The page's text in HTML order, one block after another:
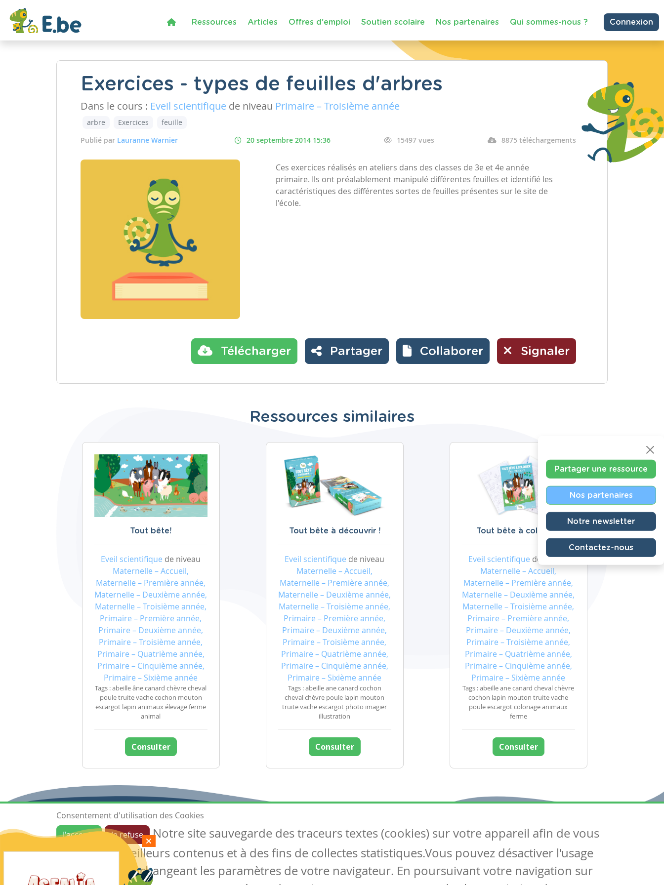
Ressources Articles Offres d'emploi Soutien scolaire Nos partenaires Qui sommes-nous ? Connexion
Exercices - types de feuilles d'arbres
Dans le cours : Eveil scientifique de niveau Primaire – Troisième année
arbre Exercices
feuille
Publié par Lauranne Warnier 20 septembre 2014 15:36 15497 vues 8875 téléchargements
Ces exercices réalisés en ateliers dans des classes de 3e et 4e année
primaire. Ils ont préalablement manipulé différentes feuilles et identifié les
caractéristiques des différentes sortes de feuilles présentes sur le site de
l'école.
Télécharger Partager Collaborer Signaler
Ressources similaires
Tout bête!
Eveil scientifique de niveau
Maternelle – Accueil,
Maternelle – Première année,
Maternelle – Deuxième année,
Maternelle – Troisième année,
Primaire – Première année,
Primaire – Deuxième année,
Primaire – Troisième année,
Primaire – Quatrième année,
Primaire – Cinquième année,
Primaire – Sixième année
Tags : abeille âne canard chèvre cheval
poule truite vache cochon mouton
escargot lapin animaux élevage ferme
animal
Consulter
Tout bête à découvrir !
Eveil scientifique de niveau
Maternelle – Accueil,
Maternelle – Première année,
Maternelle – Deuxième année,
Maternelle – Troisième année,
Primaire – Première année,
Primaire – Deuxième année,
Primaire – Troisième année,
Primaire – Quatrième année,
Primaire – Cinquième année,
Primaire – Sixième année
Tags : abeille ane canard cochon
cheval chèvre poule lapin mouton
truite vache escargot photo imagier
illustration
Consulter
Tout bête à colorier !
Eveil scientifique de niveau
Maternelle – Accueil,
Maternelle – Première année,
Maternelle – Deuxième année,
Maternelle – Troisième année,
Primaire – Première année,
Primaire – Deuxième année,
Primaire – Troisième année,
Primaire – Quatrième année,
Primaire – Cinquième année,
Primaire – Sixième année
Tags : abeille ane canard cheval chèvre
cochon lapin mouton truite vache
poule escargot coloriage animaux
ferme
Consulter
Partager une ressource
Nos partenaires
Notre newsletter
Contactez-nous
Ressources
Les ressources
Créer une ressource
Mes ressources
Articles
Tous les articles
Articles DYS
Suivez-nous
Contactez-nous
Soutien scolaire
Consentement d'utilisation des Cookies
J'accepte
Je refuse
Notre site sauvegarde des traceurs textes (cookies) sur votre appareil afin de vous
garantir de meilleurs contenus et à des fins de collectes statistiques.Vous pouvez désactiver l'usage
des cookies en changeant les paramètres de votre navigateur. En poursuivant votre navigation sur